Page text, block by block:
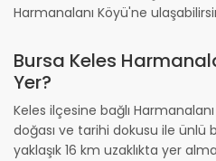
Harmanalanı Köyü'ne
Bursa Keles
Yer?
Keles ilçesine bağlı
doğası ve tarihi dokusu ile ünlü
yaklaşık 16 km uzaklıkta yer